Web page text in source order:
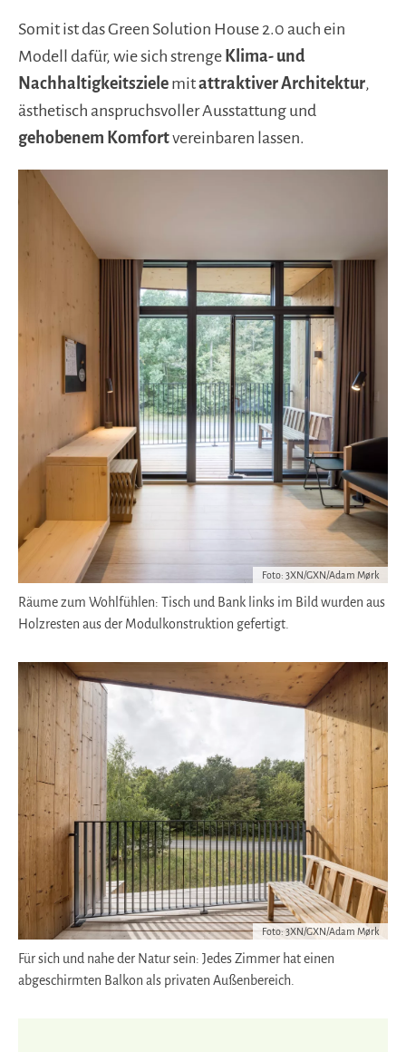
Somit ist das Green Solution House 2.0 auch ein
Modell dafür, wie sich strenge Klima- und
Nachhaltigkeitsziele mitattraktiver Architektur,
ästhetisch anspruchsvoller Ausstattung und
gehobenem Komfortvereinbaren lassen.
Räume zum Wohlfühlen: Tisch und Bank links im Bild wurden aus
Holzresten aus der Modulkonstruktion gefertigt.
Foto: 3XN/GXN/Adam Mørk
Für sich und nahe der Natur sein: Jedes Zimmer hat einen
abgeschirmten Balkon als privaten Außenbereich.
Foto: 3XN/GXN/Adam Mørk